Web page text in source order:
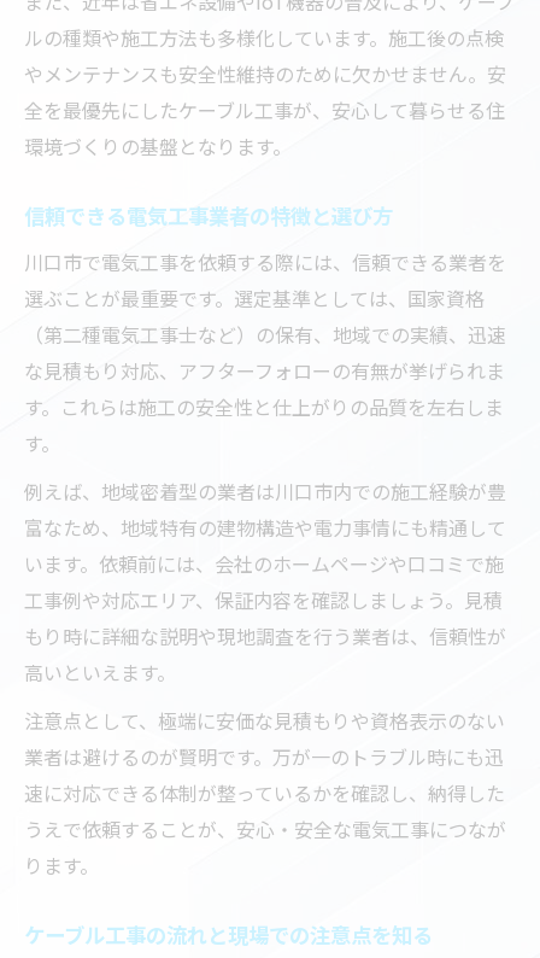
強み
地元企業の電気工事ならではの施工実績と
は
谷川電機製作所など専門業者の信頼性を比
口コミで選ばれる電気工事業者の特徴を解
説
トラブル解決に役立つ電気工事の流れと注意点
電気工事でよくあるトラブルとその対処法
依頼から完了までの電気工事一連の流れ
特別高圧工事会社のトラブル防止策を知る
家庭用から業務用まで幅広いケーブル工事の実
力
電気工事のプロが実践するケーブル施工技
術
業務用設備にも対応した電気工事の実績
家庭用工事で求められる安全基準とケーブ
ル選び
特高工事や変電所工事への柔軟な対応力と
工
ルの種類や施工方法も多様化しています。施工後の点検
やメンテナンスも安全性維持のために欠かせません。安
全を最優先にしたケーブル工事が、安心して暮らせる住
環境づくりの基盤となります。
信頼できる電気工事業者の特徴と選び方
川口市で電気工事を依頼する際には、信頼できる業者を
選ぶことが最重要です。選定基準としては、国家資格
（第二種電気工事士など）の保有、地域での実績、迅速
な見積もり対応、アフターフォローの有無が挙げられま
す。これらは施工の安全性と仕上がりの品質を左右しま
す。
例えば、地域密着型の業者は川口市内での施工経験が豊
富なため、地域特有の建物構造や電力事情にも精通して
います。依頼前には、会社のホームページや口コミで施
工事例や対応エリア、保証内容を確認しましょう。見積
もり時に詳細な説明や現地調査を行う業者は、信頼性が
高いといえます。
注意点として、極端に安価な見積もりや資格表示のない
業者は避けるのが賢明です。万が一のトラブル時にも迅
速に対応できる体制が整っているかを確認し、納得した
うえで依頼することが、安心・安全な電気工事につなが
ります。
ケーブル工事の流れと現場での注意点を知る